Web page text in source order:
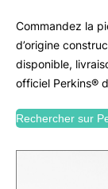
Commandez la
d’origine
disponible,
officiel Perkins®
Rechercher sur